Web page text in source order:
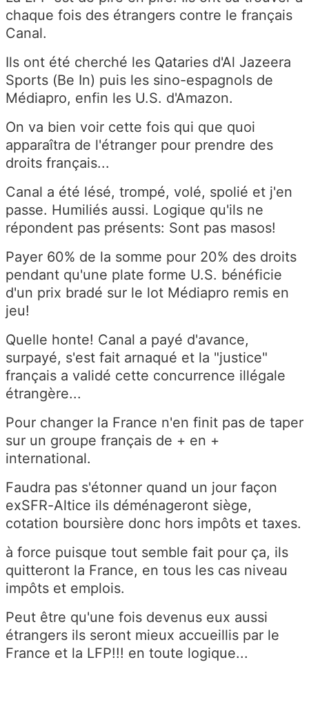
chaque fois des étrangers contre le français
Canal.
Ils ont été cherché les Qataries d'Al Jazeera
Sports (Be In) puis les sino-espagnols de
Médiapro, enfin les U.S. d'Amazon.
On va bien voir cette fois qui que quoi
apparaîtra de l'étranger pour prendre des
droits français...
Canal a été lésé, trompé, volé, spolié et j'en
passe. Humiliés aussi. Logique qu'ils ne
répondent pas présents: Sont pas masos!
Payer 60% de la somme pour 20% des droits
pendant qu'une plate forme U.S. bénéficie
d'un prix bradé sur le lot Médiapro remis en
jeu!
Quelle honte! Canal a payé d'avance,
surpayé, s'est fait arnaqué et la "justice"
français a validé cette concurrence illégale
étrangère...
Pour changer la France n'en finit pas de taper
sur un groupe français de + en +
international.
Faudra pas s'étonner quand un jour façon
exSFR-Altice ils déménageront siège,
cotation boursière donc hors impôts et taxes.
à force puisque tout semble fait pour ça, ils
quitteront la France, en tous les cas niveau
impôts et emplois.
Peut être qu'une fois devenus eux aussi
étrangers ils seront mieux accueillis par le
France et la LFP!!! en toute logique...